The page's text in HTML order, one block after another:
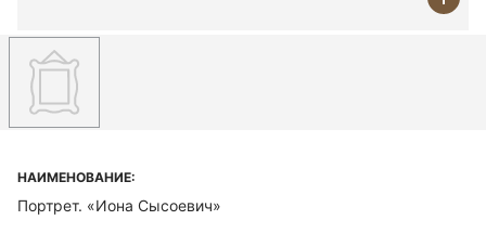
НАИМЕНОВАНИЕ:
Портрет. «Иона Сысоевич»